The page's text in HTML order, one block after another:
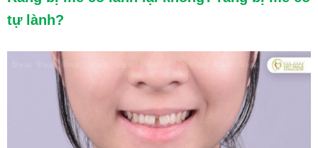
tự lành?